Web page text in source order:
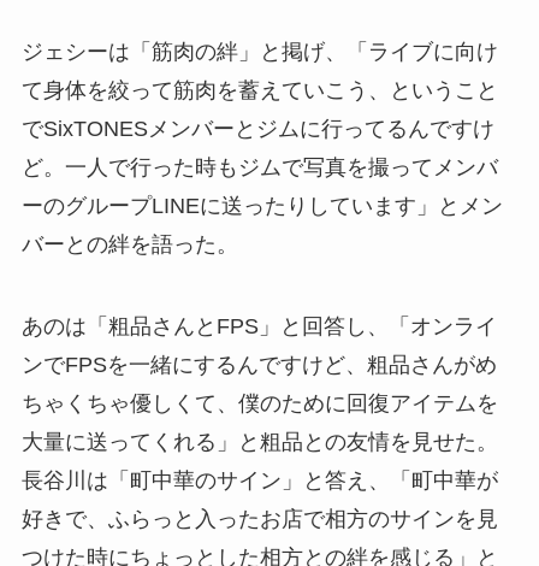
ジェシーは「筋肉の絆」と掲げ、「ライブに向け
て身体を絞って筋肉を蓄えていこう、ということ
でSixTONESメンバーとジムに行ってるんですけ
ど。一人で行った時もジムで写真を撮ってメンバ
ーのグループLINEに送ったりしています」とメン
バーとの絆を語った。
あのは「粗品さんとFPS」と回答し、「オンライ
ンでFPSを一緒にするんですけど、粗品さんがめ
ちゃくちゃ優しくて、僕のために回復アイテムを
大量に送ってくれる」と粗品との友情を見せた。
長谷川は「町中華のサイン」と答え、「町中華が
好きで、ふらっと入ったお店で相方のサインを見
つけた時にちょっとした相方との絆を感じる」と